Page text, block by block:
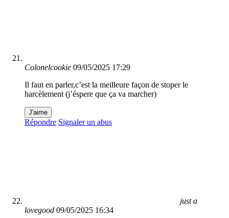
Colonelcookie 09/05/2025 17:29
Il faut en parler,c’est la meilleure façon de stoper le
harcèlement (j’éspere que ça va marcher)
J'aime
Répondre Signaler un abus
just a
lovegood 09/05/2025 16:34